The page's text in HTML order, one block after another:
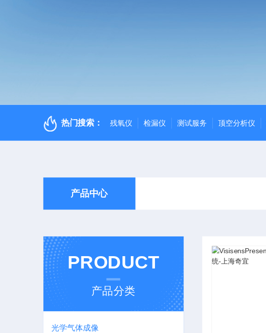
热门搜索： 残氧仪 检漏仪 测试服务 顶空分析仪
产品中心
PRODUCT
产品分类
光学气体成像